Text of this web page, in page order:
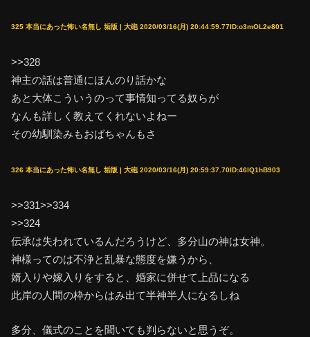
325 本当にあった怖い名無し 垢版 | 大砲 2020/03/16(月) 20:44:59.77ID:o3mOL2e801
>>328
神主の話は普通にほんのり話かな
あと大体こういうのって事情知ってる奴らが
なんも詳しく教えてくれないよねー
その幼馴染みもおばちゃんもさ
326 本当にあった怖い名無し 垢版 | 大砲 2020/03/16(月) 20:59:37.70ID:46lQ1hB903
>>331>>334
>>324
伝承は失われているんだろうけど、多分山の神は女神。
神様ってのは不浄と乱暴な態度を嫌うから、
婿入りや嫁入りをすると、婚家に併せて上品になる
此岸の人間の枠からはみ出て半神半人になるしね
多分、儀式のことを聞いても判らないと思うぞ。